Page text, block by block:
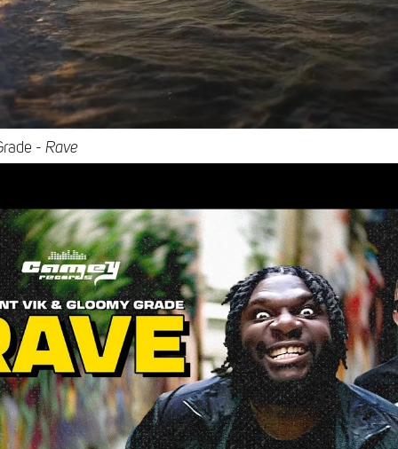
- Rave